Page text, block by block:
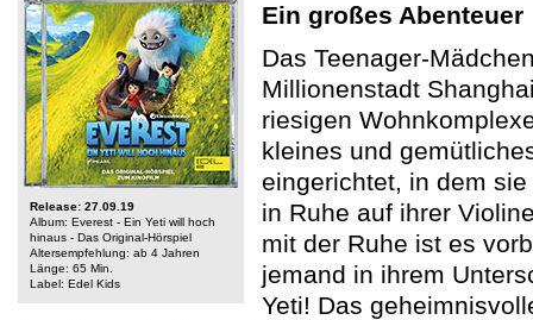
Release: 27.09.19
Album: Everest - Ein Yeti will hoch
hinaus - Das Original-Hörspiel
Altersempfehlung: ab 4 Jahren
Länge: 65 Min.
Label: Edel Kids
Ein großes Abenteuer
Das Teenager-
Millionenstadt
riesigen
kleines und
eingerichtet, in dem
in Ruhe auf ihrer
mit der Ruhe ist es
jemand in ihrem
Yeti! Das